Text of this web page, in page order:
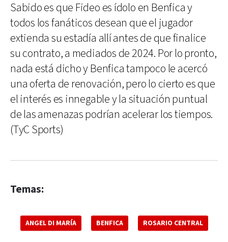
Sabido es que Fideo es ídolo en Benfica y
todos los fanáticos desean que el jugador
extienda su estadía allí antes de que finalice
su contrato, a mediados de 2024. Por lo pronto,
nada está dicho y Benfica tampoco le acercó
una oferta de renovación, pero lo cierto es que
el interés es innegable y la situación puntual
de las amenazas podrían acelerar los tiempos.
(TyC Sports)
Temas:
ANGEL DI MARÍA BENFICA ROSARIO CENTRAL